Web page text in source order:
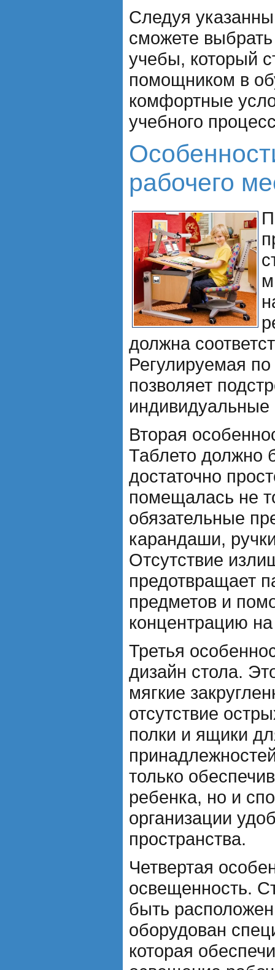
Следуя
сможете
учебы, который
помощником в
комфортные
учебного
рабочего
должна
Регулируемая
позволяет
Вторая
Таблето должно
достаточно
помещалась не
обязательные
карандаши,
Отсутствие
предотвращает
предметов и
концентрацию
Третья
дизайн стола.
мягкие
отсутствие
полки и ящики
только
ребенка, но и
организации
пространства.
Четвертая
освещенность.
быть
оборудован
которая